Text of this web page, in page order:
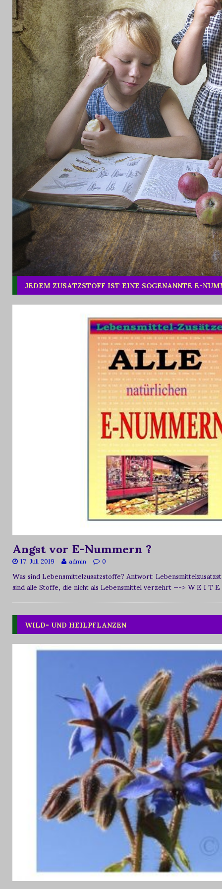
JEDEM ZUSATZSTOFF IST EINE SOGENANNTE E-
Angst vor E-Nummern ?
17. Juli 2019 admin 0
Was sind Lebensmittelzusatzstoffe? Antwort:
sind alle Stoffe, die nicht als Lebensmittel verzehrt—-> W E I T
WILD- UND HEILPFLANZEN